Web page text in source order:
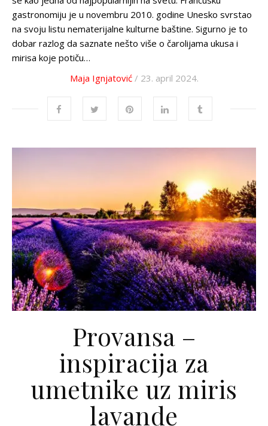
gastronomiju je u novembru 2010. godine Unesko svrstao
na svoju listu nematerijalne kulturne baštine. Sigurno je to
dobar razlog da saznate nešto više o čarolijama ukusa i
mirisa koje potiču…
Maja Ignjatović/ 23. april 2024.
Provansa –
inspiracija za
umetnike uz miris
lavande